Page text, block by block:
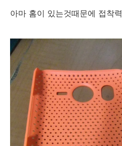
아마 홈이 있는것때문에 접착